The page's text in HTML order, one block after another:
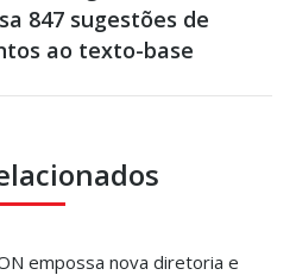
Próximo
post:
847 sugestões de
ao texto-base
empossa nova diretoria e